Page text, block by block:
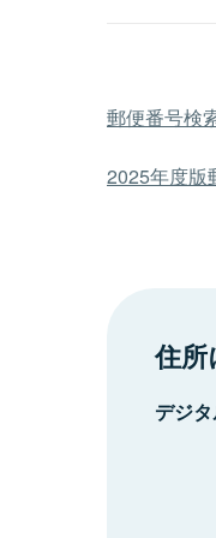
郵便番号検
2025年度版
住所
デジ